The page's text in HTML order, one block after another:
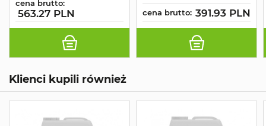
cena brutto:
563.27 PLN cena brutto: 391.93 PLN
Klienci kupili również